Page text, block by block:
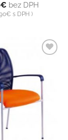
€bez DPH
€ s DPH